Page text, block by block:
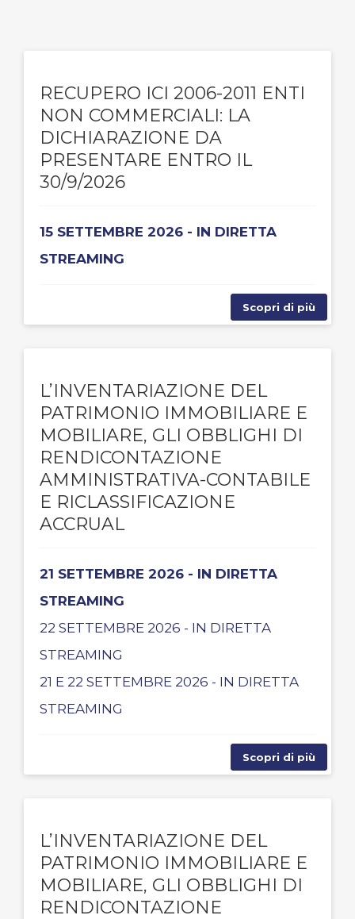
RECUPERO ICI 2006-2011 ENTI
NON COMMERCIALI: LA
DICHIARAZIONE DA
PRESENTARE ENTRO IL
30/9/2026
15 SETTEMBRE 2026 - IN DIRETTA
STREAMING
Scopri di più
L’INVENTARIAZIONE DEL
PATRIMONIO IMMOBILIARE E
MOBILIARE, GLI OBBLIGHI DI
RENDICONTAZIONE
AMMINISTRATIVA-CONTABILE
E RICLASSIFICAZIONE
ACCRUAL
21 SETTEMBRE 2026 - IN DIRETTA
STREAMING
22 SETTEMBRE 2026 - IN DIRETTA
STREAMING
21 E 22 SETTEMBRE 2026 - IN DIRETTA
STREAMING
Scopri di più
L’INVENTARIAZIONE DEL
PATRIMONIO IMMOBILIARE E
MOBILIARE, GLI OBBLIGHI DI
RENDICONTAZIONE